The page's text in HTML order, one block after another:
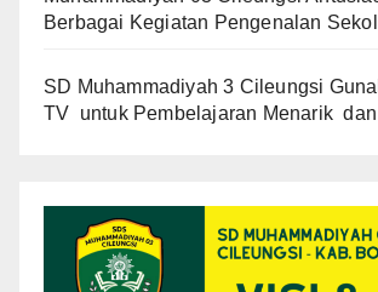
Berbagai Kegiatan Pengenalan
SD Muhammadiyah 3 Cileungsi
TV untuk Pembelajaran Menarik